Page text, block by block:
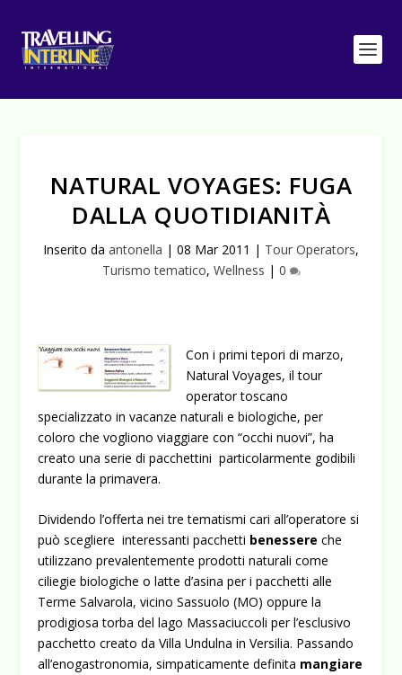
NATURAL VOYAGES: FUGA
DALLA QUOTIDIANITÀ
Inserito da antonella | 08 Mar 2011 | Tour Operators,
Turismo tematico, Wellness | 0
Con i primi tepori di marzo,
Natural Voyages, il tour
operator toscano
specializzato in vacanze naturali e biologiche, per
coloro che vogliono viaggiare con “occhi nuovi”, ha
creato una serie di pacchettini particolarmente godibili
durante la primavera.
Dividendo l’offerta nei tre tematismi cari all’operatore si
può scegliere interessanti pacchetti benessere che
utilizzano prevalentemente prodotti naturali come
ciliegie biologiche o latte d’asina per i pacchetti alle
Terme Salvarola, vicino Sassuolo (MO) oppure la
prodigiosa torba del lago Massaciuccoli per l’esclusivo
pacchetto creato da Villa Undulna in Versilia. Passando
all’enogastronomia, simpaticamente definita mangiare